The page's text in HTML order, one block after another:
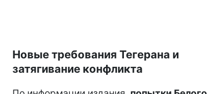
Новые требования Тегерана и
затягивание конфликта